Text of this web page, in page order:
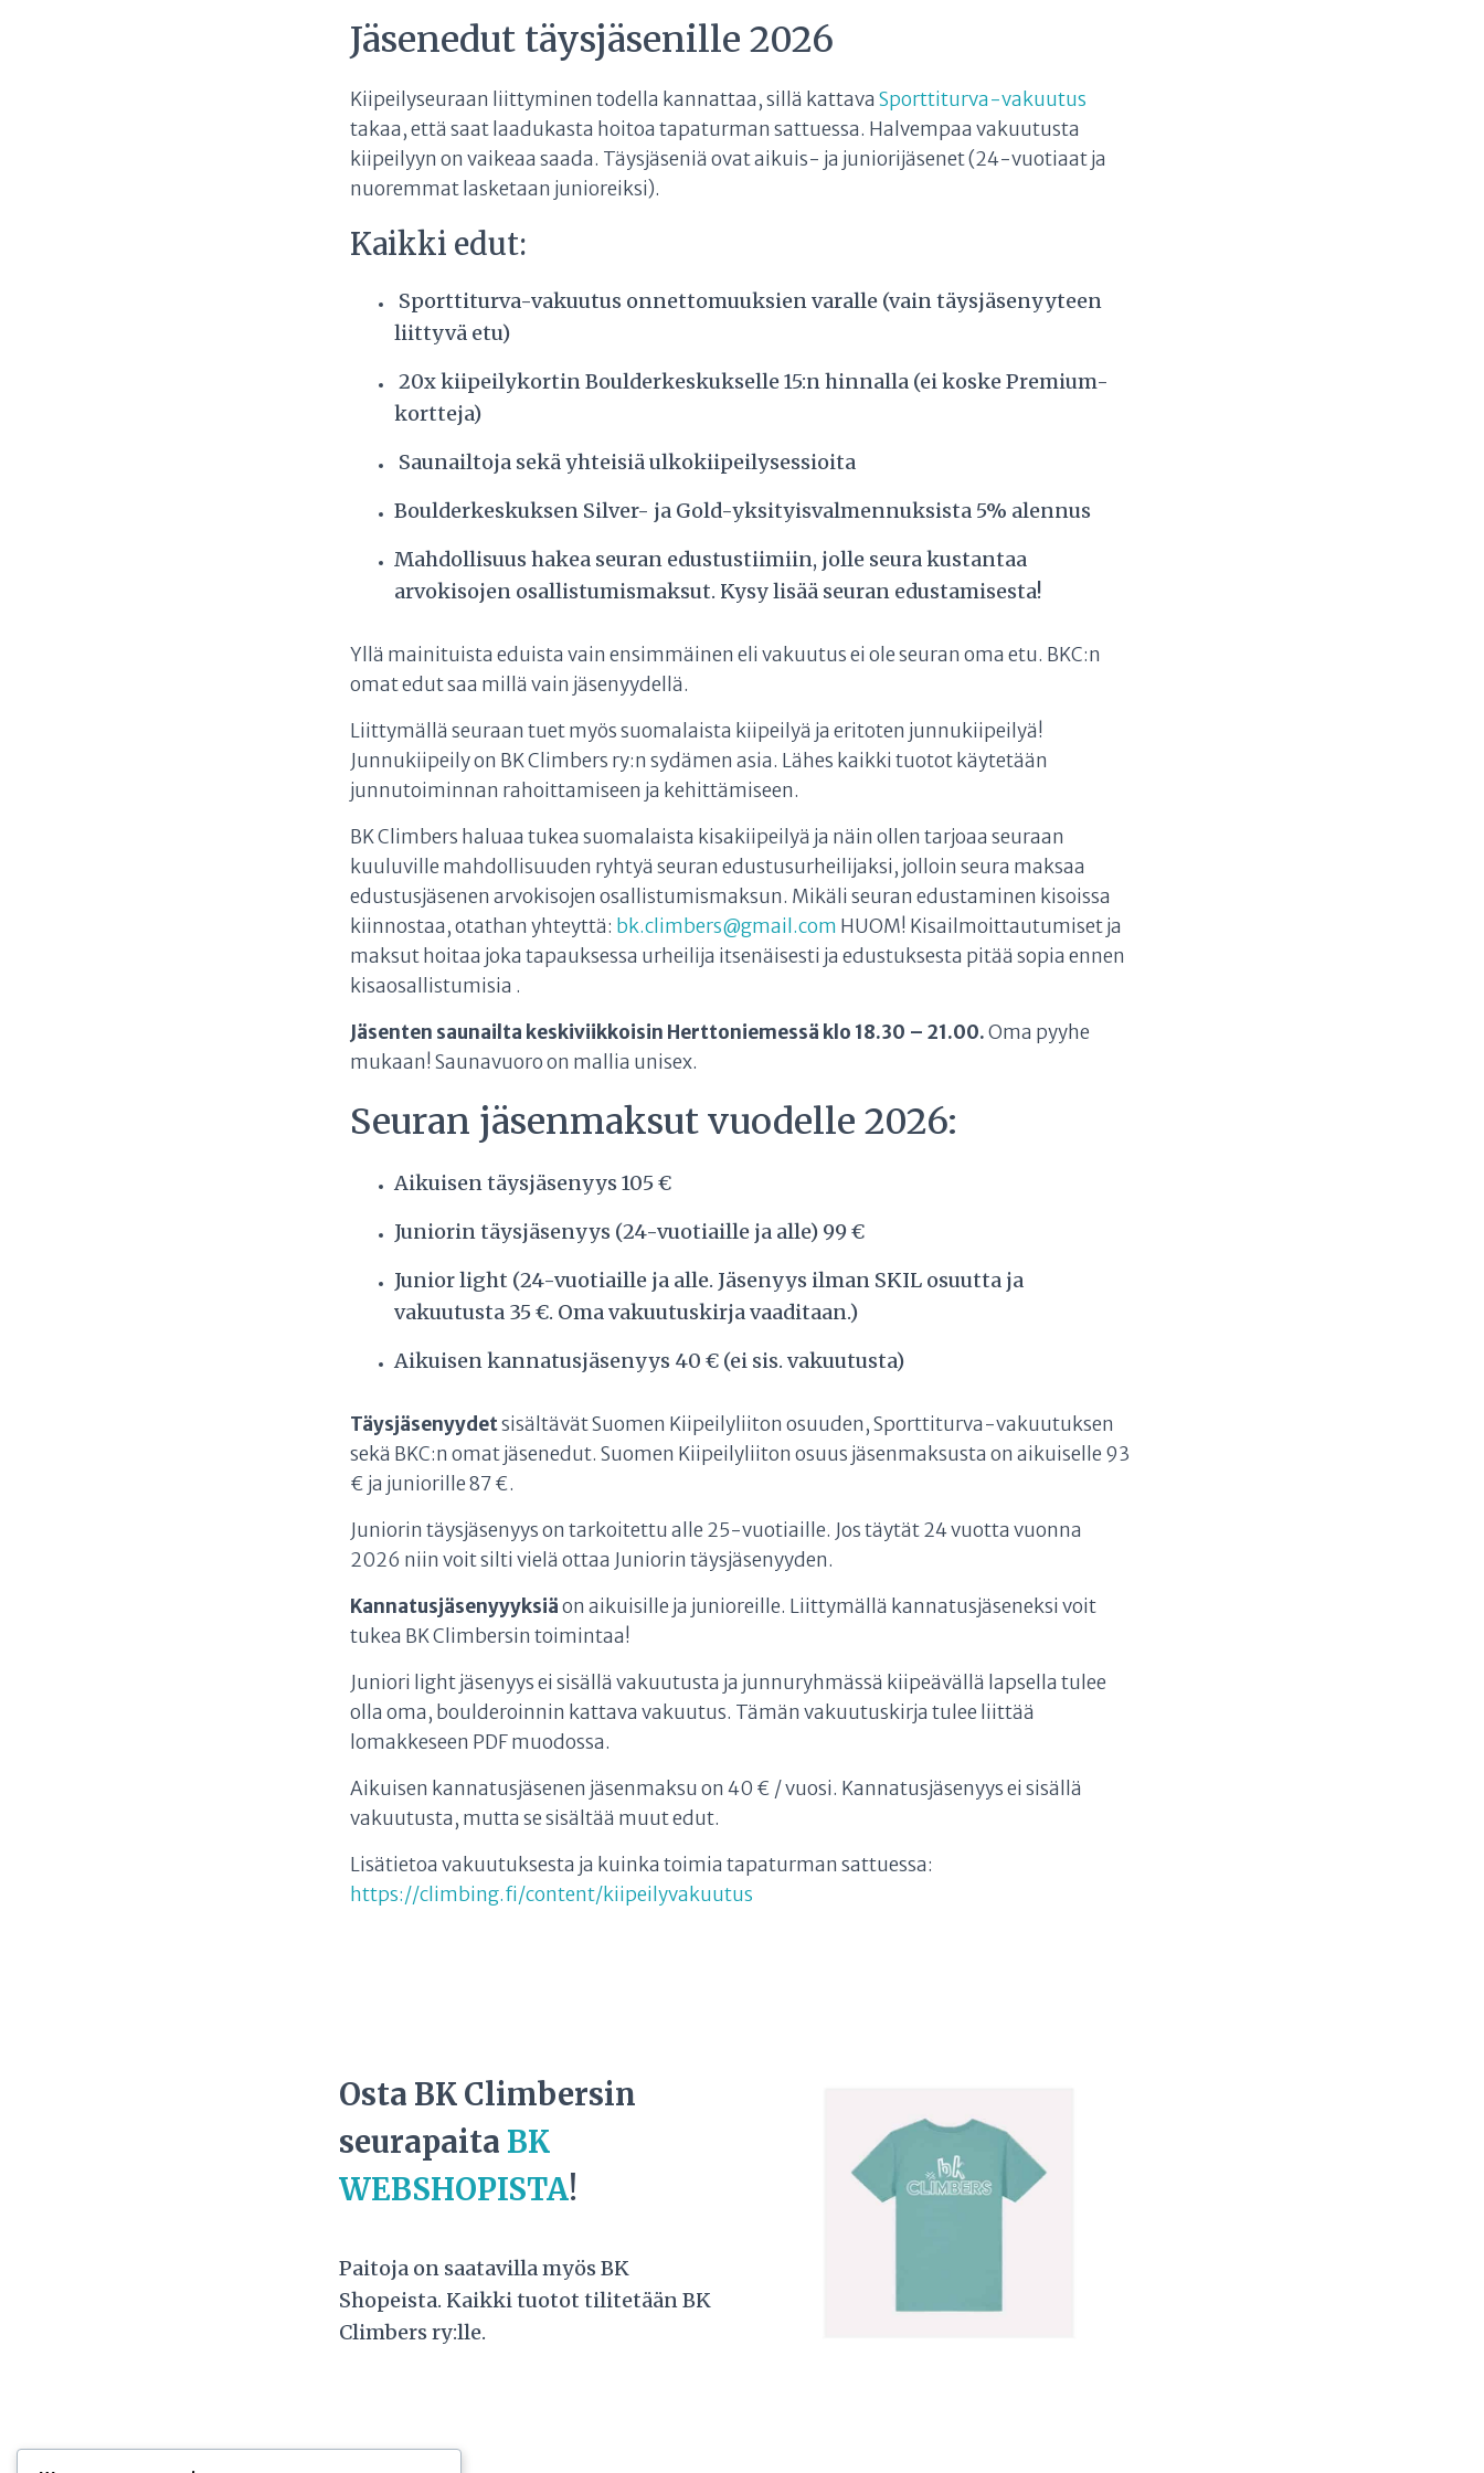
Jäsenedut täysjäsenille 2026
Kiipeilyseuraan liittyminen todella kannattaa, sillä kattava Sporttiturva-vakuutus
takaa, että saat laadukasta hoitoa tapaturman sattuessa. Halvempaa vakuutusta
kiipeilyyn on vaikeaa saada. Täysjäseniä ovat aikuis- ja juniorijäsenet (24-vuotiaat ja
nuoremmat lasketaan junioreiksi).
Kaikki edut:
Sporttiturva-vakuutus onnettomuuksien varalle (vain täysjäsenyyteen
liittyvä etu)
20x kiipeilykortin Boulderkeskukselle 15:n hinnalla (ei koske Premium-
kortteja)
Saunailtoja sekä yhteisiä ulkokiipeilysessioita
Boulderkeskuksen Silver- ja Gold-yksityisvalmennuksista 5% alennus
Mahdollisuus hakea seuran edustustiimiin, jolle seura kustantaa
arvokisojen osallistumismaksut. Kysy lisää seuran edustamisesta!
Yllä mainituista eduista vain ensimmäinen eli vakuutus ei ole seuran oma etu. BKC:n
omat edut saa millä vain jäsenyydellä.
Liittymällä seuraan tuet myös suomalaista kiipeilyä ja eritoten junnukiipeilyä!
Junnukiipeily on BK Climbers ry:n sydämen asia. Lähes kaikki tuotot käytetään
junnutoiminnan rahoittamiseen ja kehittämiseen.
BK Climbers haluaa tukea suomalaista kisakiipeilyä ja näin ollen tarjoaa seuraan
kuuluville mahdollisuuden ryhtyä seuran edustusurheilijaksi, jolloin seura maksaa
edustusjäsenen arvokisojen osallistumismaksun. Mikäli seuran edustaminen kisoissa
kiinnostaa, otathan yhteyttä: bk.climbers@gmail.com HUOM! Kisailmoittautumiset ja
maksut hoitaa joka tapauksessa urheilija itsenäisesti ja edustuksesta pitää sopia ennen
kisaosallistumisia .
Jäsenten saunailta keskiviikkoisin Herttoniemessä klo 18.30 – 21.00.Oma pyyhe
mukaan! Saunavuoro on mallia unisex.
Seuran jäsenmaksut vuodelle 2026:
Aikuisen täysjäsenyys 105 €
Juniorin täysjäsenyys (24-vuotiaille ja alle) 99 €
Junior light (24-vuotiaille ja alle. Jäsenyys ilman SKIL osuutta ja
vakuutusta 35 €. Oma vakuutuskirja vaaditaan.)
Aikuisen kannatusjäsenyys 40 € (ei sis. vakuutusta)
Täysjäsenyydetsisältävät Suomen Kiipeilyliiton osuuden, Sporttiturva-vakuutuksen
sekä BKC:n omat jäsenedut. Suomen Kiipeilyliiton osuus jäsenmaksusta on aikuiselle 93
€ ja juniorille 87 €.
Juniorin täysjäsenyys on tarkoitettu alle 25-vuotiaille. Jos täytät 24 vuotta vuonna
2026 niin voit silti vielä ottaa Juniorin täysjäsenyyden.
Kannatusjäsenyyyksiäon aikuisille ja junioreille. Liittymällä kannatusjäseneksi voit
tukea BK Climbersin toimintaa!
Juniori light jäsenyys ei sisällä vakuutusta ja junnuryhmässä kiipeävällä lapsella tulee
olla oma, boulderoinnin kattava vakuutus. Tämän vakuutuskirja tulee liittää
lomakkeseen PDF muodossa.
Aikuisen kannatusjäsenen jäsenmaksu on 40 € / vuosi. Kannatusjäsenyys ei sisällä
vakuutusta, mutta se sisältää muut edut.
Lisätietoa vakuutuksesta ja kuinka toimia tapaturman sattuessa:
https://climbing.fi/content/kiipeilyvakuutus
Osta BK Climbersin
seurapaita BK
WEBSHOPISTA!
Paitoja on saatavilla myös BK
Shopeista. Kaikki tuotot tilitetään BK
Climbers ry:lle.